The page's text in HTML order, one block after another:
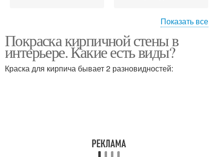
Балконные стены
Стен с
предварительным
оштукатуриванием
Показать все
Покраска кирпичной стены в
интерьере. Какие есть виды?
Краска для кирпича бывает 2 разновидностей: